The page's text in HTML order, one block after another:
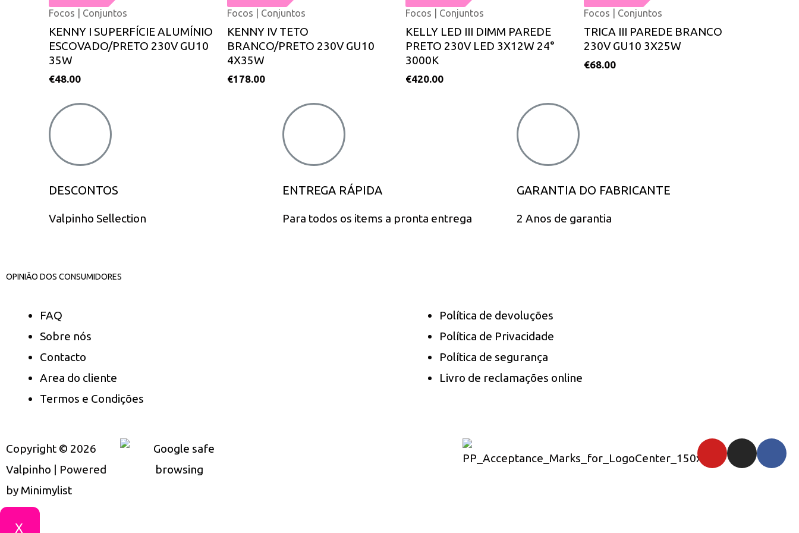
Focos | Conjuntos
KENNY I SUPERFÍCIE ALUMÍNIO
ESCOVADO/PRETO 230V GU10
35W
€48.00
Focos | Conjuntos
KENNY IV TETO
BRANCO/PRETO 230V GU10
4X35W
€178.00
Focos | Conjuntos
KELLY LED III DIMM PAREDE
PRETO 230V LED 3X12W 24°
3000K
€420.00
Focos | Conjuntos
TRICA III PAREDE BRANCO
230V GU10 3X25W
€68.00
DESCONTOS
Valpinho Sellection
ENTREGA RÁPIDA
Para todos os items a pronta entrega
GARANTIA DO FABRICANTE
2 Anos de garantia
OPINIÃO DOS CONSUMIDORES
FAQ
Sobre nós
Contacto
Area do cliente
Termos e Condições
Política de devoluções
Política de Privacidade
Política de segurança
Livro de reclamações online
Copyright © 2026
Valpinho | Powered
by Minimylist
X